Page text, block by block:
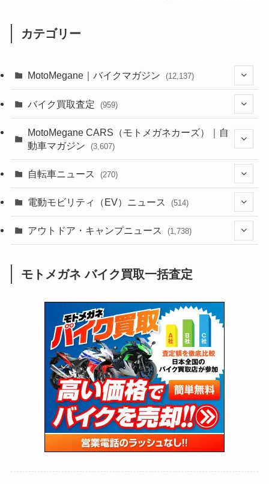
カテゴリー
MotoMegane｜バイクマガジン (12,137)
(44)
(639)
(118)
(60)
(31)
(51)
(34)
(5)
(12)
(64)
(109)
(252)
(38)
(24)
(16)
(25)
(24)
(47)
(15)
(5)
(249)
(64)
(16)
(62)
(4)
(6)
(17)
(5)
(306)
(6,957)
(2,473)
(249)
(1,226)
(12)
(131)
(38)
(131)
(167)
(85)
(21)
(61)
(171)
(98)
(13)
(60)
(274)
(171)
(38)
(47)
(59)
(66)
(16)
(141)
(255)
(204)
(1,142)
(166)
(23)
(33)
(34)
(35)
(41)
(415)
(16)
バイク買取査定 (959)
(352)
MotoMegane CARS（モトメガネカーズ）｜自
動車マガジン
(3,607)
(186)
(137)
(74)
(2,744)
(126)
(170)
自転車ニュース (270)
(54)
(211)
電動モビリティ（EV）ニュース (514)
(132)
(171)
(118)
(27)
アウトドア・キャンプニュース (1,738)
(1,605)
(147)
(13)
(19)
(12)
(16)
モトメガネ バイク買取一括査定